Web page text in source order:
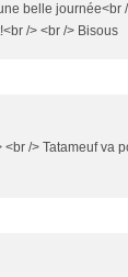
belle journée<br
/> <br /> Bisous
/> Tatameuf va